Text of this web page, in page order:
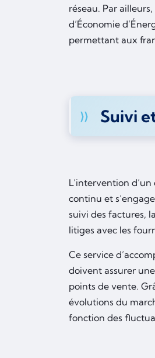
réseau. Par
d’Économie
permettant aux
Suivi
L’intervention
continu et
suivi des factures,
litiges avec les
Ce service
doivent assurer
points de vente.
évolutions du
fonction des